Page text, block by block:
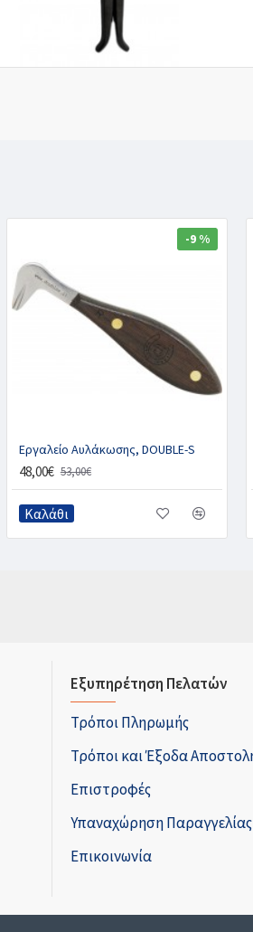
-9 %
Εργαλείο Αυλάκωσης, DOUBLE-S
48,00€ 53,00€
Καλάθι
Εξυπηρέτηση Πελατών
Τρόποι Πληρωμής
Τρόποι και Έξοδα
Επιστροφές
Υπαναχώρηση Παραγγελίας
Επικοινωνία